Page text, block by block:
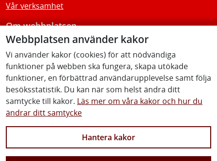
Webbplatsen använder kakor
Vi använder kakor (cookies) för att nödvändiga
funktioner på webben ska fungera, skapa utökade
funktioner, en förbättrad användarupplevelse samt följa
besöksstatistik. Du kan när som helst ändra ditt
samtycke till kakor. Läs mer om våra kakor och hur du
ändrar ditt samtycke
Hantera kakor
Vår verksamhet
Om webbplatsen
Tillgänglighetsredogörelse
Följ oss
Facebook Youtube